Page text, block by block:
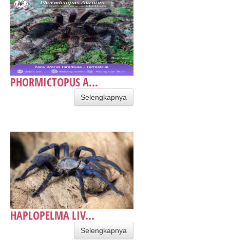
PHORMICTOPUS A...
Selengkapnya
HAPLOPELMA LIV...
Selengkapnya